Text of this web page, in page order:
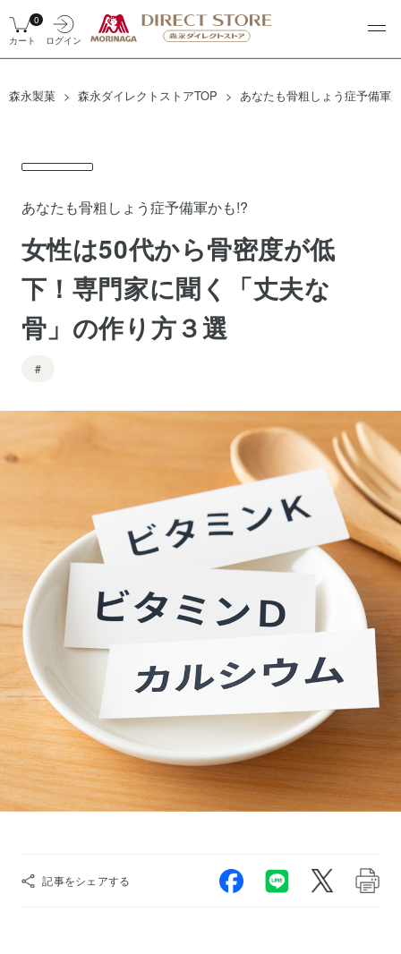
ログイン
0
カート
森永製菓 森永ダイレクトストアTOP あなたも骨粗しょう症予備軍
あなたも骨粗しょう症予備軍かも!?
女性は50代から骨密度が低
下！専門家に聞く「丈夫な
骨」の作り方３選
記事をシェアする